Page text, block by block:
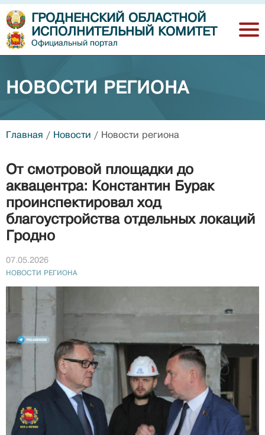
ГРОДНЕНСКИЙ ОБЛАСТНОЙ
ИСПОЛНИТЕЛЬНЫЙ КОМИТЕТ
Официальный портал
НОВОСТИ РЕГИОНА
Главная / Новости / Новости региона
От смотровой площадки до
аквацентра: Константин Бурак
проинспектировал ход
благоустройства отдельных локаций
Гродно
07.05.2026
НОВОСТИ РЕГИОНА